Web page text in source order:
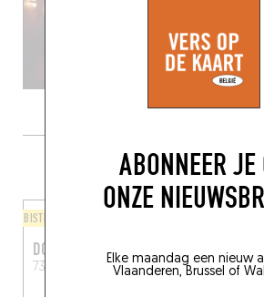
ABONNEER JE
ONZE
Elke maandag een nieuw
Vlaanderen, Brussel of
MEER RESTAURANTS
BISTRO
DOOR 73
73 Hoogstraat Gent (9000)
WILD